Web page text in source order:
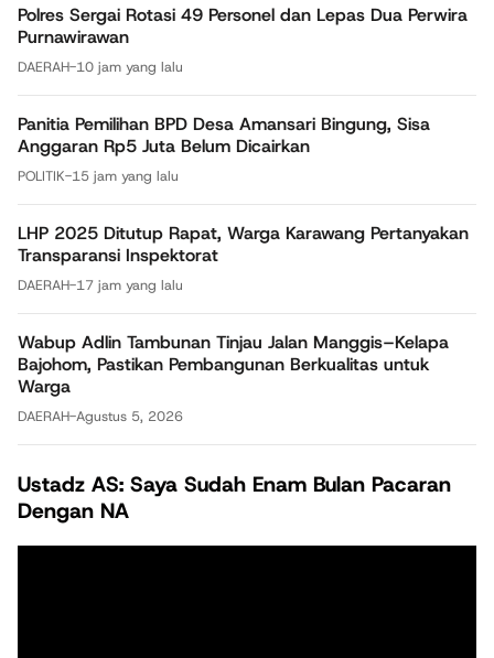
Polres Sergai Rotasi 49 Personel dan Lepas Dua Perwira
Purnawirawan
DAERAH-10 jam yang lalu
Panitia Pemilihan BPD Desa Amansari Bingung, Sisa
Anggaran Rp5 Juta Belum Dicairkan
POLITIK-15 jam yang lalu
LHP 2025 Ditutup Rapat, Warga Karawang Pertanyakan
Transparansi Inspektorat
DAERAH-17 jam yang lalu
Wabup Adlin Tambunan Tinjau Jalan Manggis–Kelapa
Bajohom, Pastikan Pembangunan Berkualitas untuk
Warga
DAERAH-Agustus 5, 2026
Ustadz AS: Saya Sudah Enam Bulan Pacaran
Dengan NA